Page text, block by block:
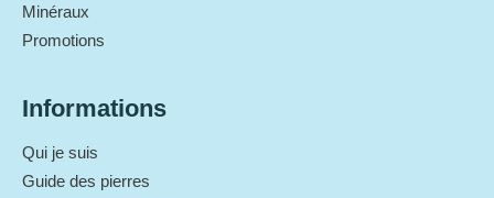
Minéraux
Promotions
Informations
Qui je suis
Guide des pierres